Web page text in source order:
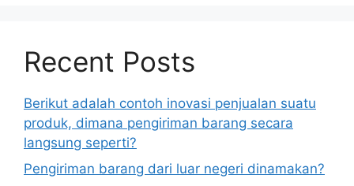
Recent Posts
Berikut adalah contoh inovasi penjualan suatu
produk, dimana pengiriman barang secara
langsung seperti?
Pengiriman barang dari luar negeri dinamakan?